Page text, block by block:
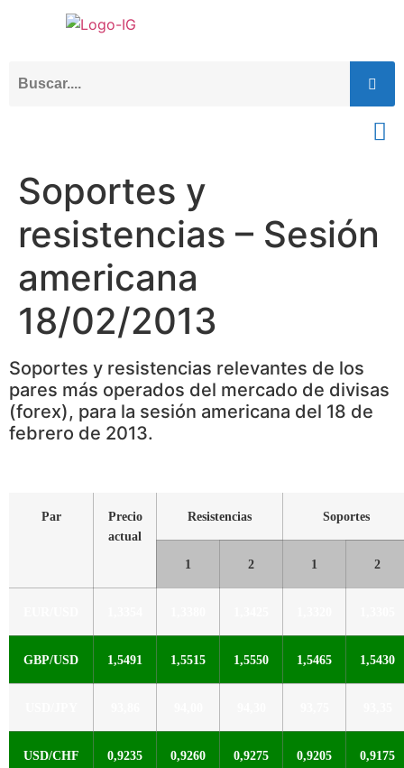
Soportes y
resistencias – Sesión
americana
18/02/2013
Soportes y resistencias relevantes de los
pares más operados del mercado de divisas
(forex), para la sesión americana del 18 de
febrero de 2013.
Par
Precio
actual
Resistencias Soportes
1 2 1 2
GBP/USD 1,5491 1,5515 1,5550 1,5465 1,5430
USD/CHF 0,9235 0,9260 0,9275 0,9205 0,9175